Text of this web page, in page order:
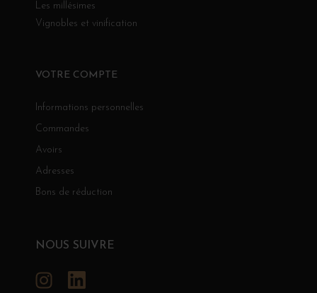
Les millésimes
Vignobles et vinification
VOTRE COMPTE
Informations personnelles
Commandes
Avoirs
Adresses
Bons de réduction
NOUS SUIVRE
Instagram